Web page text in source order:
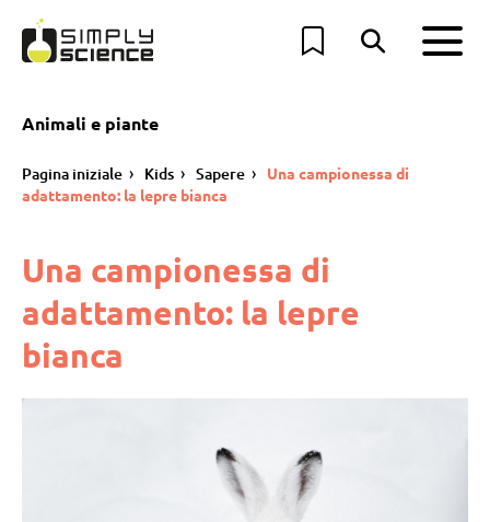
Animali e piante
Pagina iniziale Kids Sapere
Una campionessa di
adattamento: la lepre bianca
Una campionessa di
adattamento: la lepre
bianca